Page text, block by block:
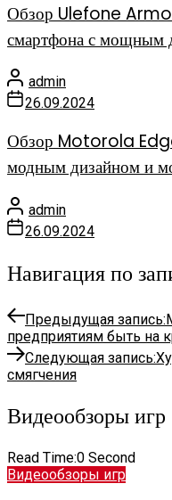
Обзор Ulefone
смартфона с мощным
admin
26.09.2024
Обзор Motorola
модным дизайном и
admin
26.09.2024
Навигация по
Предыдущая запись:
предприятиям быть на
Следующая запись:
смягчения
Видеообзоры игр
Read Time:0 Second
Видеообзоры игр